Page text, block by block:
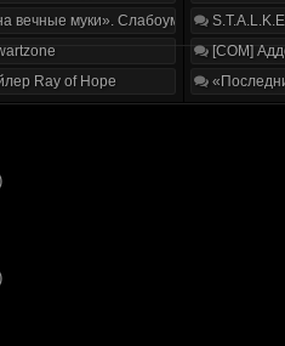
вечные муки». Слабоумие и отвага
Ray of Hope
[COM]